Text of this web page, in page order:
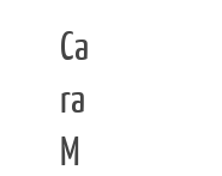
Ca
ra
M